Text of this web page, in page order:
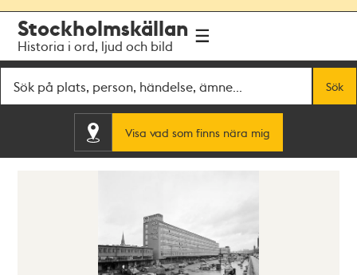
navigationen
huvudinnehållet
Stockholmskällan
Historia i ord, ljud och bild
Sök
Visa vad som finns nära mig